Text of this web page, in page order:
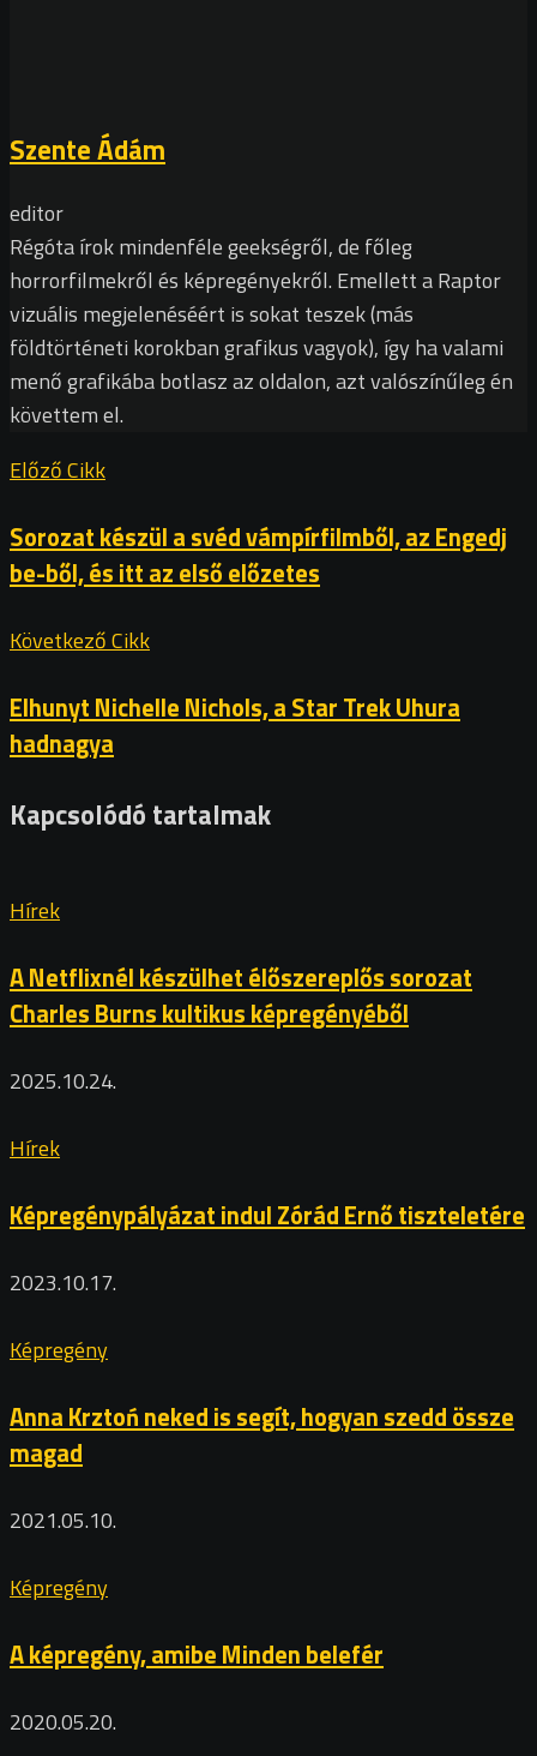
Szente Ádám
editor
Régóta írok mindenféle geekségről, de főleg
horrorfilmekről és képregényekről. Emellett a Raptor
vizuális megjelenéséért is sokat teszek (más
földtörténeti korokban grafikus vagyok), így ha valami
menő grafikába botlasz az oldalon, azt valószínűleg én
követtem el.
Előző Cikk
Sorozat készül a svéd vámpírfilmből, az Engedj
be-ből, és itt az első előzetes
Következő Cikk
Elhunyt Nichelle Nichols, a Star Trek Uhura
hadnagya
Kapcsolódó tartalmak
Hírek
A Netflixnél készülhet élőszereplős sorozat
Charles Burns kultikus képregényéből
2025.10.24.
Hírek
Képregénypályázat indul Zórád Ernő tiszteletére
2023.10.17.
Képregény
Anna Krztoń neked is segít, hogyan szedd össze
magad
2021.05.10.
Képregény
A képregény, amibe Minden belefér
2020.05.20.